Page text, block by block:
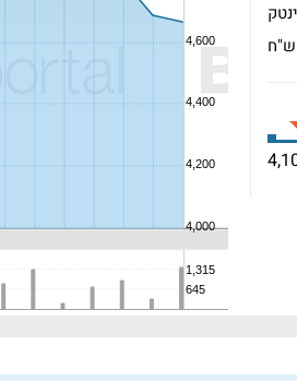
ש"ח